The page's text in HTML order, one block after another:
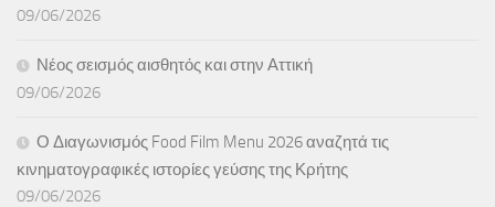
09/06/2026
Νέος σεισμός αισθητός και στην Αττική
09/06/2026
Ο Διαγωνισμός Food Film Menu 2026 αναζητά τις
κινηματογραφικές ιστορίες γεύσης της Κρήτης
09/06/2026